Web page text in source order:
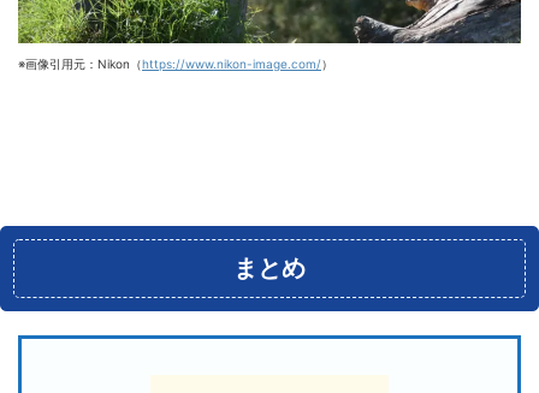
※画像引用元：Nikon（https://www.nikon-image.com/）
まとめ